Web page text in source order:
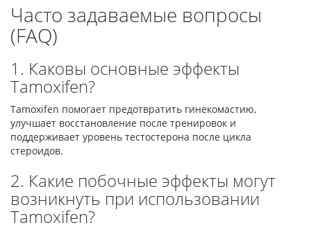
Часто задаваемые вопросы
(FAQ)
1. Каковы основные эффекты
Tamoxifen?
Tamoxifen помогает предотвратить гинекомастию,
улучшает восстановление после тренировок и
поддерживает уровень тестостерона после цикла
стероидов.
2. Какие побочные эффекты могут
возникнуть при использовании
Tamoxifen?